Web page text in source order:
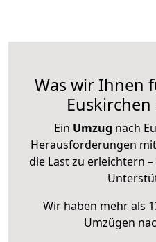
Was wir Ihnen
Ein Umzug nach
Herausforderungen
die Last zu erleichtern
Wir haben mehr als
Umzügen